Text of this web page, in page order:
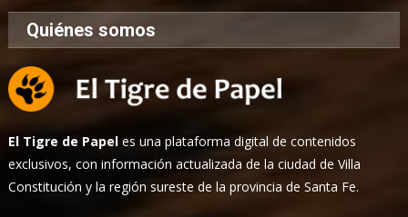
Quiénes somos
El Tigre de Papel es una plataforma digital de contenidos
exclusivos, con información actualizada de la ciudad de Villa
Constitución y la región sureste de la provincia de Santa Fe.